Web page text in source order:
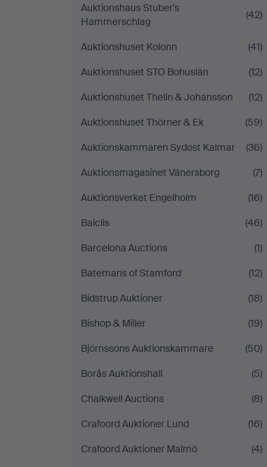
Auktionshaus Stuber's
Hammerschlag
(42)
Auktionshuset Kolonn
(41)
Auktionshuset STO Bohuslän
(12)
Auktionshuset Thelin & Johansson
(12)
Auktionshuset Thörner & Ek
(59)
Auktionskammaren Sydost Kalmar
(36)
Auktionsmagasinet Vänersborg
(7)
Auktionsverket Engelholm
(16)
Balclis
(46)
Barcelona Auctions
(1)
Batemans of Stamford
(12)
Bidstrup Auktioner
(18)
Bishop & Miller
(19)
Björnssons Auktionskammare
(50)
Borås Auktionshall
(5)
Chalkwell Auctions
(8)
Crafoord Auktioner Lund
(16)
Crafoord Auktioner Malmö
(4)